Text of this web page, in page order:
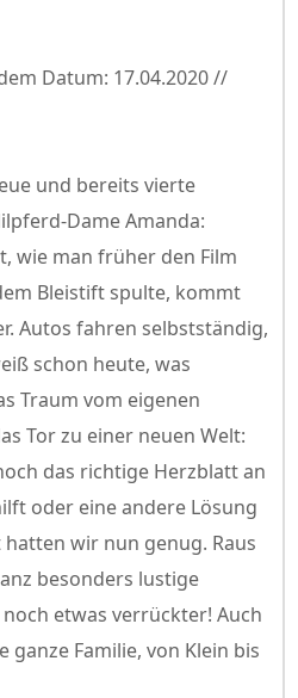
Datum: 17.04.2020 //
und bereits vierte
Dame Amanda:
wie man früher den Film
Bleistift spulte, kommt
Autos fahren selbstständig,
schon heute, was
Traum vom eigenen
Tor zu einer neuen Welt:
das richtige Herzblatt an
oder eine andere Lösung
wir nun genug. Raus
besonders lustige
etwas verrückter! Auch
Familie, von Klein bis